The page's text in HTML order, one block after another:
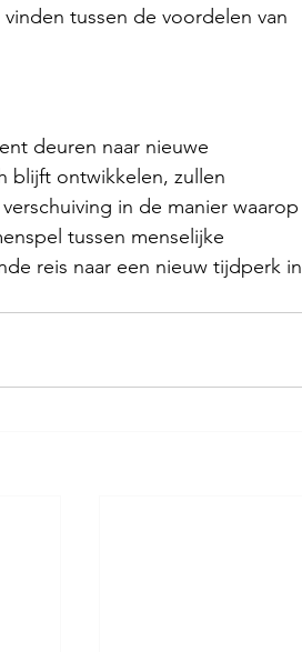
tussen de voordelen van
deuren naar nieuwe
blijft ontwikkelen, zullen
in de manier waarop
tussen menselijke
reis naar een nieuw tijdperk in